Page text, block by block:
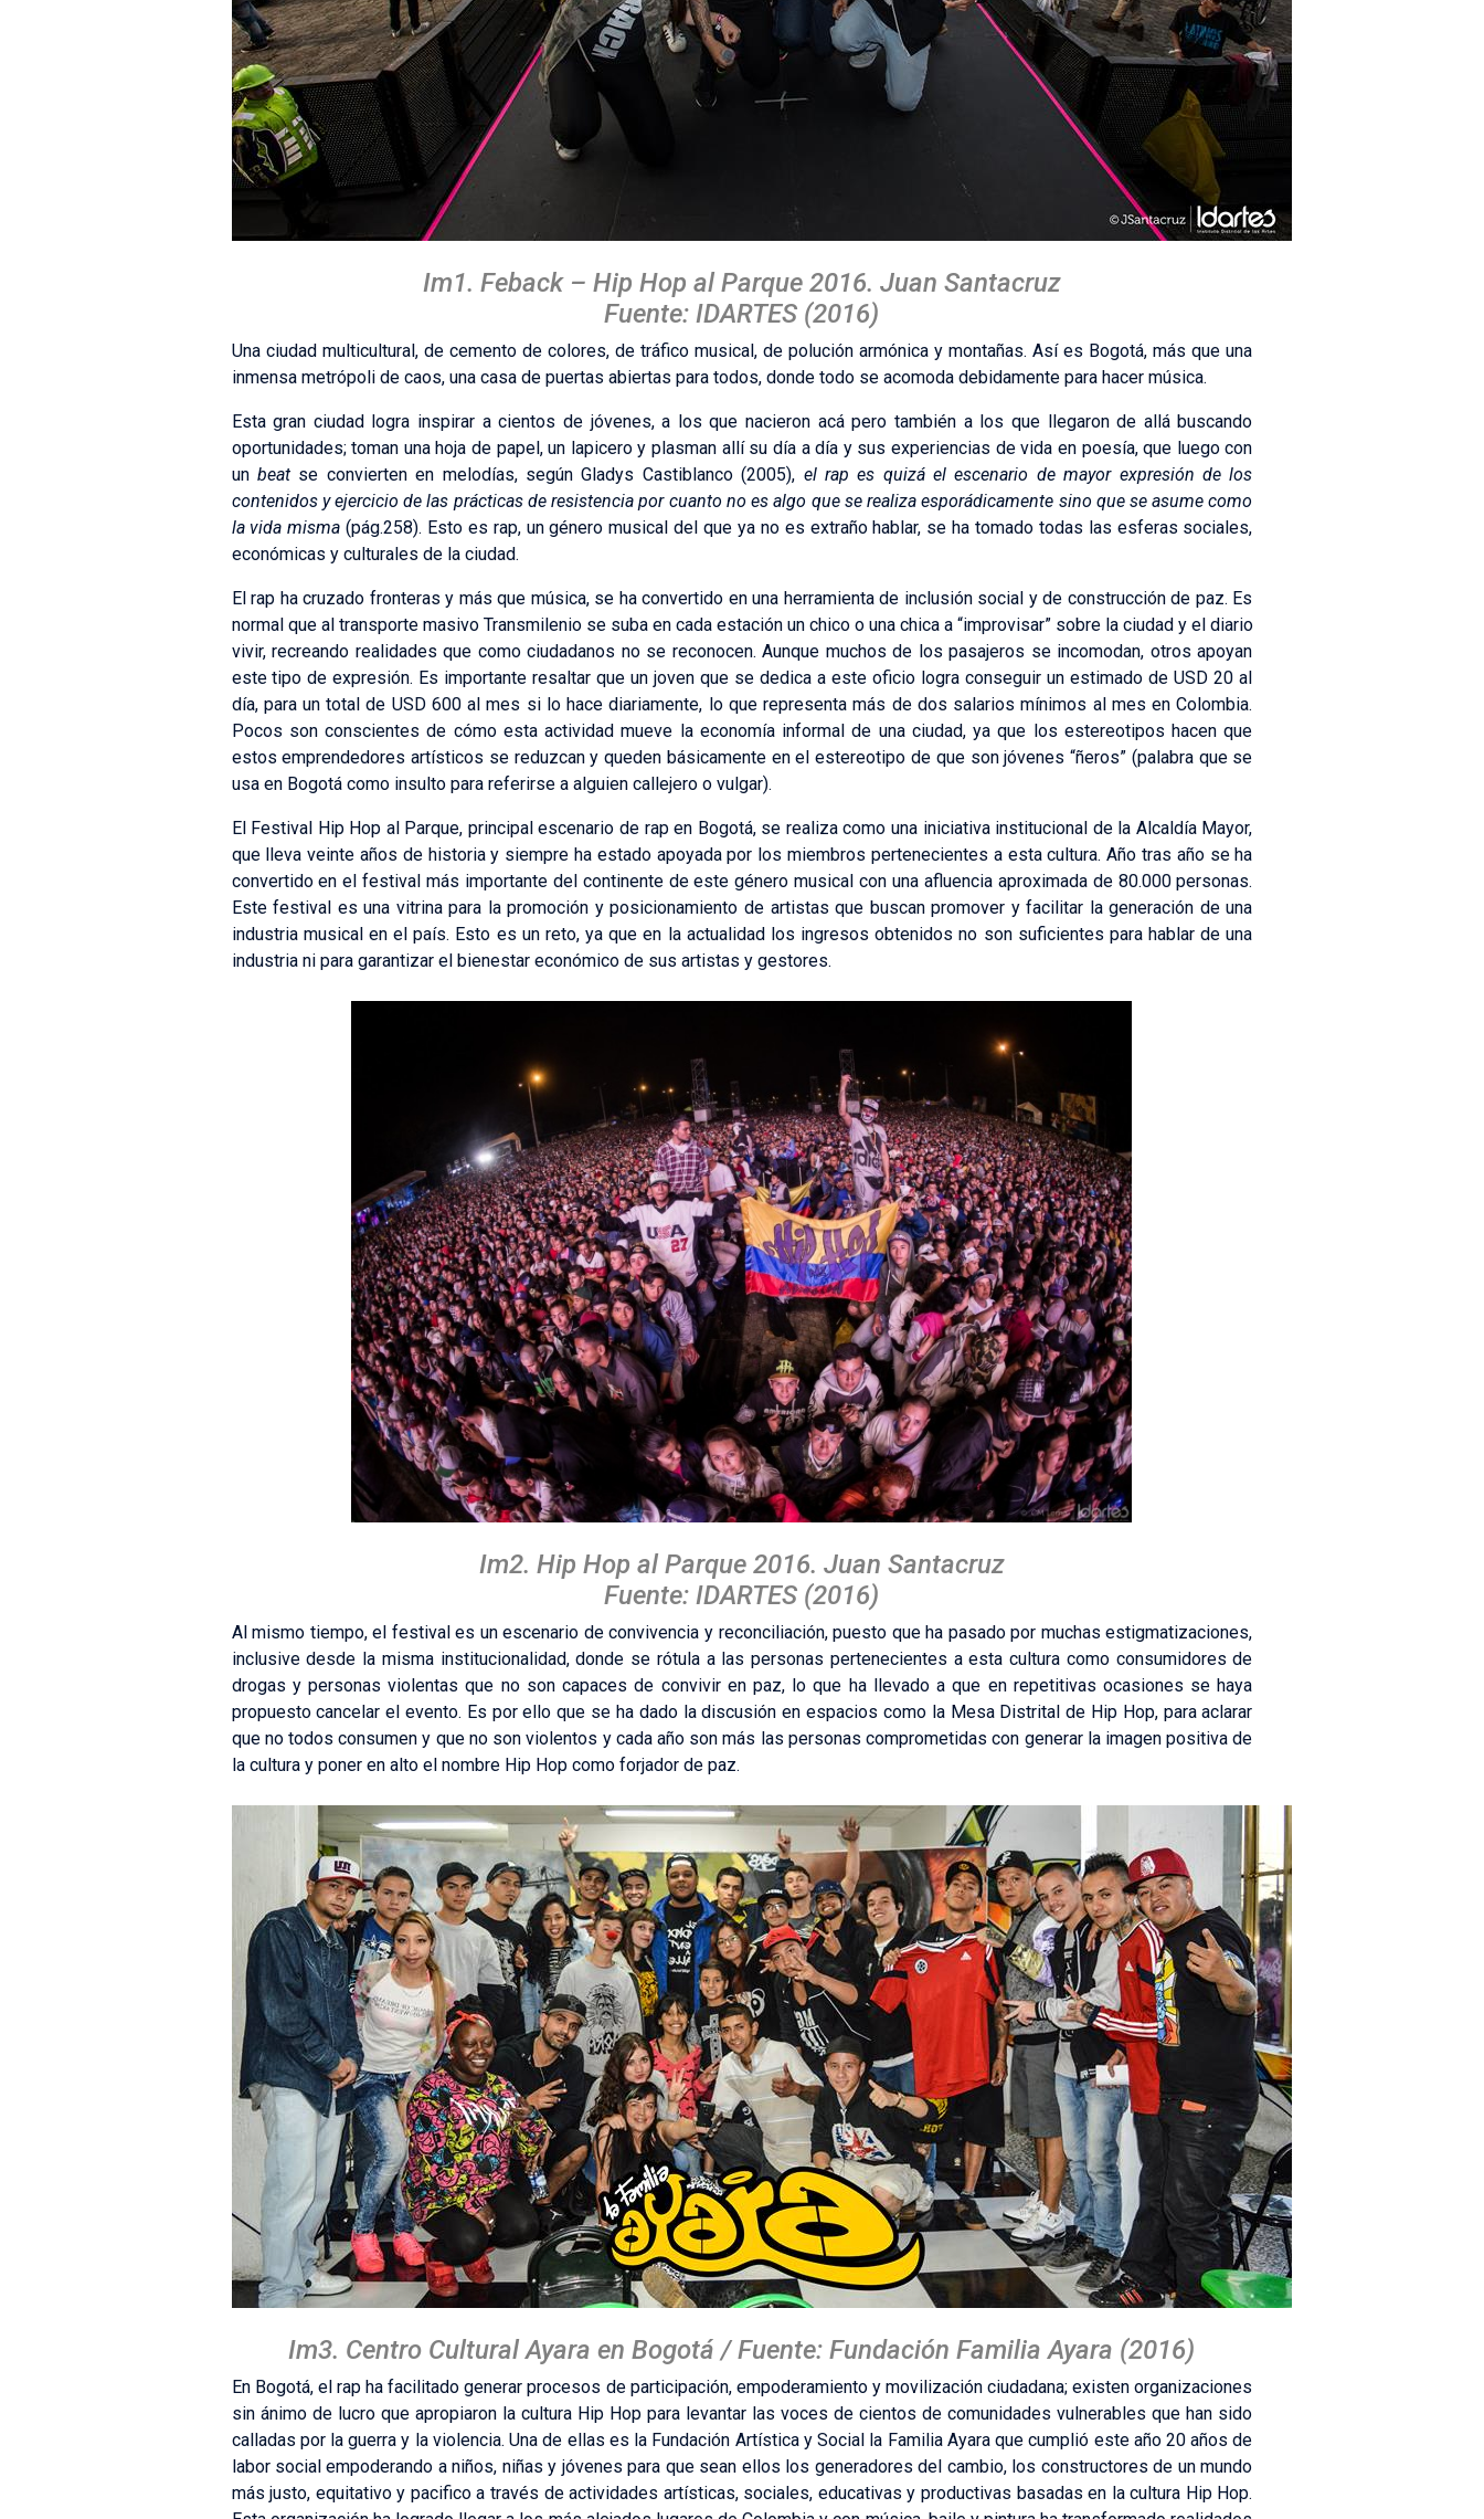
Im1. Feback – Hip Hop al Parque 2016. Juan Santacruz
Fuente: IDARTES (2016)
Una ciudad multicultural, de cemento de colores, de tráfico musical, de polución armónica y montañas. Así es Bogotá, más que una
inmensa metrópoli de caos, una casa de puertas abiertas para todos, donde todo se acomoda debidamente para hacer música.
Esta gran ciudad logra inspirar a cientos de jóvenes, a los que nacieron acá pero también a los que llegaron de allá buscando
oportunidades; toman una hoja de papel, un lapicero y plasman allí su día a día y sus experiencias de vida en poesía, que luego con
un beatse convierten en melodías, según Gladys Castiblanco (2005), el rap es quizá el escenario de mayor expresión de los
contenidos y ejercicio de las prácticas de resistencia por cuanto no es algo que se realiza esporádicamente sino que se asume como
la vida misma(pág.258). Esto es rap, un género musical del que ya no es extraño hablar, se ha tomado todas las esferas sociales,
económicas y culturales de la ciudad.
El rap ha cruzado fronteras y más que música, se ha convertido en una herramienta de inclusión social y de construcción de paz. Es
normal que al transporte masivo Transmilenio se suba en cada estación un chico o una chica a “improvisar” sobre la ciudad y el diario
vivir, recreando realidades que como ciudadanos no se reconocen. Aunque muchos de los pasajeros se incomodan, otros apoyan
este tipo de expresión. Es importante resaltar que un joven que se dedica a este oficio logra conseguir un estimado de USD 20 al
día, para un total de USD 600 al mes si lo hace diariamente, lo que representa más de dos salarios mínimos al mes en Colombia.
Pocos son conscientes de cómo esta actividad mueve la economía informal de una ciudad, ya que los estereotipos hacen que
estos emprendedores artísticos se reduzcan y queden básicamente en el estereotipo de que son jóvenes “ñeros” (palabra que se
usa en Bogotá como insulto para referirse a alguien callejero o vulgar).
El Festival Hip Hop al Parque, principal escenario de rap en Bogotá, se realiza como una iniciativa institucional de la Alcaldía Mayor,
que lleva veinte años de historia y siempre ha estado apoyada por los miembros pertenecientes a esta cultura. Año tras año se ha
convertido en el festival más importante del continente de este género musical con una afluencia aproximada de 80.000 personas.
Este festival es una vitrina para la promoción y posicionamiento de artistas que buscan promover y facilitar la generación de una
industria musical en el país. Esto es un reto, ya que en la actualidad los ingresos obtenidos no son suficientes para hablar de una
industria ni para garantizar el bienestar económico de sus artistas y gestores.
Im2. Hip Hop al Parque 2016. Juan Santacruz
Fuente: IDARTES (2016)
Al mismo tiempo, el festival es un escenario de convivencia y reconciliación, puesto que ha pasado por muchas estigmatizaciones,
inclusive desde la misma institucionalidad, donde se rótula a las personas pertenecientes a esta cultura como consumidores de
drogas y personas violentas que no son capaces de convivir en paz, lo que ha llevado a que en repetitivas ocasiones se haya
propuesto cancelar el evento. Es por ello que se ha dado la discusión en espacios como la Mesa Distrital de Hip Hop, para aclarar
que no todos consumen y que no son violentos y cada año son más las personas comprometidas con generar la imagen positiva de
la cultura y poner en alto el nombre Hip Hop como forjador de paz.
Im3. Centro Cultural Ayara en Bogotá / Fuente: Fundación Familia Ayara (2016)
En Bogotá, el rap ha facilitado generar procesos de participación, empoderamiento y movilización ciudadana; existen organizaciones
sin ánimo de lucro que apropiaron la cultura Hip Hop para levantar las voces de cientos de comunidades vulnerables que han sido
calladas por la guerra y la violencia. Una de ellas es la Fundación Artística y Social la Familia Ayara que cumplió este año 20 años de
labor social empoderando a niños, niñas y jóvenes para que sean ellos los generadores del cambio, los constructores de un mundo
más justo, equitativo y pacifico a través de actividades artísticas, sociales, educativas y productivas basadas en la cultura Hip Hop.